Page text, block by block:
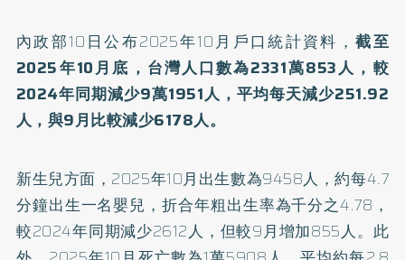
內政部10日公布2025年10月戶口統計資料 ，截至
2025年10月底，台灣人口數為2331萬853人，較
2024年同期減少9萬1951人，平均每天減少251.92
人，與9月比較減少6178人。
新生兒方面，2025年10月出生數為9458人，約每4.7
分鐘出生一名嬰兒，折合年粗出生率為千分之4.78，
較2024年同期減少2612人，但較9月增加855人。此